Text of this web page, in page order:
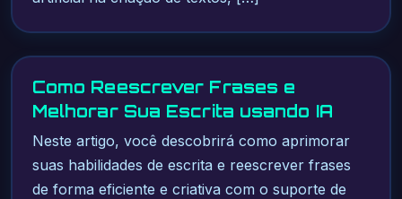
Como Reescrever Frases e
Melhorar Sua Escrita usando IA
Neste artigo, você descobrirá como aprimorar
suas habilidades de escrita e reescrever frases
de forma eficiente e criativa com o suporte de